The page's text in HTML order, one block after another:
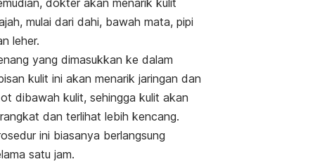
dokter akan menarik kulit
mulai dari dahi, bawah mata, pipi
leher.
yang dimasukkan ke dalam
kulit ini akan menarik jaringan dan
dibawah kulit, sehingga kulit akan
dan terlihat lebih kencang.
ini biasanya berlangsung
satu jam.